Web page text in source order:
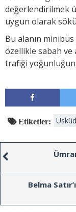
değerlendirilmek
uygun olarak
Bu alanın
özellikle sabah ve
trafiği
Etiketler:
Belma